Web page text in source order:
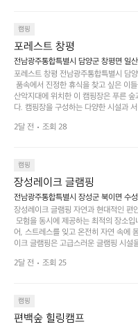
함께 좋은 시간을 보낼 수 있다는 것입
자전거 도로가 있어 아웃도어 활동을
담양의 아름다운 자연과 함께, 건강한
습니다. 하이글루에서 특별한 순간을 만
담양의 죽녹원과 함께 어우러진 저녁,
이야기들은 여러분의 캠핑 여행을 더
★
캠핑
포레스트 창평
전남광주통합특별시 담양군 창평면 일
포레스트 창평 전남광주통합특별시 담
품속에서 진정한 휴식을 찾고 싶은 이
산악지대에 위치한 이 캠핑장은 푸른
다. 캠핑장을 구성하는 다양한 시설과
만들어갈 수 있는 최적의 공간이 됩니
산물을 제공하는 캠핑장으로, 현지에서
으며 깊은 숙면을 취할 수 있는 기회를
다채로운 야외 활동을 제공합니다. 특
되어 있어 부모님들과 함께 즐거운 시간
리를 탐험하는 재미도 포레스트 창평의
적으로 재방문하는 이들이 많아 인기가
핑 그 이상을 제공하며, 자연을 사랑하
잡았습니다.  인기 정도: ★★★★★
2달 전 조회 28
캠핑
장성레이크 글램핑
전남광주통합특별시 장성군 북이면 수
장성레이크 글램핑 자연과 현대적인 편
모험을 동시에 제공하는 최적의 장소
어, 스트레스를 잊고 온전히 자연 속에
이크 글램핑은 고급스러운 글램핑 시설
오면 사치스러운 휴식이 가능해집니
한 사람과 함께 따뜻한 이야기를 나눌
을 창출하는 시간이 될 것입니다. 특히
티와 지역에서 나는 신선한 재료로 만
장성레이크 글램핑은 그 아름다운 경관
2달 전 조회 25
캠핑
편백숲 힐링캠프